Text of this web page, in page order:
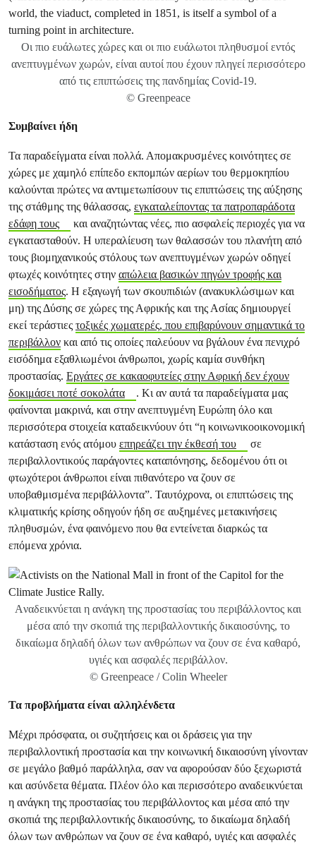
Oι πιο ευάλωτες χώρες και οι πιο ευάλωτοι πληθυσμοί εντός
ανεπτυγμένων χωρών, είναι αυτοί που έχουν πληγεί περισσότερο
από τις επιπτώσεις της πανδημίας Covid-19.
© Greenpeace
Συμβαίνει ήδη
Τα παραδείγματα είναι πολλά. Απομακρυσμένες κοινότητες σε
χώρες με χαμηλό επίπεδο εκπομπών αερίων του θερμοκηπίου
καλούνται πρώτες να αντιμετωπίσουν τις επιπτώσεις της αύξησης
της στάθμης της θάλασσας, εγκαταλείποντας τα πατροπαράδοτα
εδάφη τους
και αναζητώντας νέες, πιο ασφαλείς περιοχές για να
εγκατασταθούν. Η υπεραλίευση των θαλασσών του πλανήτη από
τους βιομηχανικούς στόλους των ανεπτυγμένων χωρών οδηγεί
φτωχές κοινότητες στην απώλεια βασικών πηγών τροφής και
εισοδήματος. Η εξαγωγή των σκουπιδιών (ανακυκλώσιμων και
μη) της Δύσης σε χώρες της Αφρικής και της Ασίας δημιουργεί
εκεί τεράστιες τοξικές χωματερές, που επιβαρύνουν σημαντικά το
περιβάλλον και από τις οποίες παλεύουν να βγάλουν ένα πενιχρό
εισόδημα εξαθλιωμένοι άνθρωποι, χωρίς καμία συνθήκη
προστασίας. Εργάτες σε κακαοφυτείες στην Αφρική δεν έχουν
δοκιμάσει ποτέ σοκολάτα
. Κι αν αυτά τα παραδείγματα μας
φαίνονται μακρινά, και στην ανεπτυγμένη Ευρώπη όλο και
περισσότερα στοιχεία καταδεικνύουν ότι “η κοινωνικοοικονομική
κατάσταση ενός ατόμου επηρεάζει την έκθεσή του
σε
περιβαλλοντικούς παράγοντες καταπόνησης, δεδομένου ότι οι
φτωχότεροι άνθρωποι είναι πιθανότερο να ζουν σε
υποβαθμισμένα περιβάλλοντα”. Ταυτόχρονα, οι επιπτώσεις της
κλιματικής κρίσης οδηγούν ήδη σε αυξημένες μετακινήσεις
πληθυσμών, ένα φαινόμενο που θα εντείνεται διαρκώς τα
επόμενα χρόνια.
Aναδεικνύεται η ανάγκη της προστασίας του περιβάλλοντος και
μέσα από την σκοπιά της περιβαλλοντικής δικαιοσύνης, το
δικαίωμα δηλαδή όλων των ανθρώπων να ζουν σε ένα καθαρό,
υγιές και ασφαλές περιβάλλον.
© Greenpeace / Colin Wheeler
Τα προβλήματα είναι αλληλένδετα
Μέχρι πρόσφατα, οι συζητήσεις και οι δράσεις για την
περιβαλλοντική προστασία και την κοινωνική δικαιοσύνη γίνονταν
σε μεγάλο βαθμό παράλληλα, σαν να αφορούσαν δύο ξεχωριστά
και ασύνδετα θέματα. Πλέον όλο και περισσότερο αναδεικνύεται
η ανάγκη της προστασίας του περιβάλλοντος και μέσα από την
σκοπιά της περιβαλλοντικής δικαιοσύνης, το δικαίωμα δηλαδή
όλων των ανθρώπων να ζουν σε ένα καθαρό, υγιές και ασφαλές